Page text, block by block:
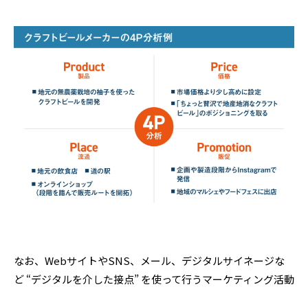
なお、WebサイトやSNS、メール、デジタルサイネージな
ど “デジタルを介した接点” を使って行うマーケティング活動